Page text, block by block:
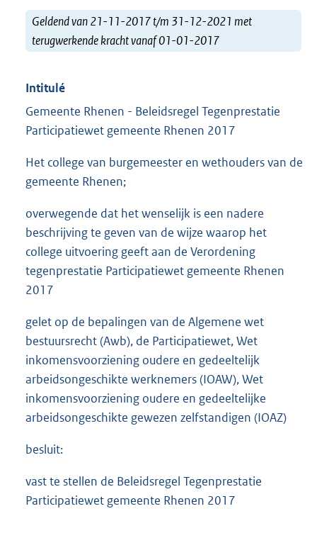
Geldend van 21-11-2017 t/m 31-12-2021 met
terugwerkende kracht vanaf 01-01-2017
Intitulé
Gemeente Rhenen - Beleidsregel Tegenprestatie
Participatiewet gemeente Rhenen 2017
Het college van burgemeester en wethouders van de
gemeente Rhenen;
overwegende dat het wenselijk is een nadere
beschrijving te geven van de wijze waarop het
college uitvoering geeft aan de Verordening
tegenprestatie Participatiewet gemeente Rhenen
2017
gelet op de bepalingen van de Algemene wet
bestuursrecht (Awb), de Participatiewet, Wet
inkomensvoorziening oudere en gedeeltelijk
arbeidsongeschikte werknemers (IOAW), Wet
inkomensvoorziening oudere en gedeeltelijke
arbeidsongeschikte gewezen zelfstandigen (IOAZ)
besluit:
vast te stellen de Beleidsregel Tegenprestatie
Participatiewet gemeente Rhenen 2017